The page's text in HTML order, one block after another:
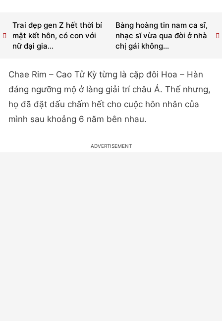
Bàng hoàng tin nam ca sĩ,
nhạc sĩ vừa qua đời ở nhà
chị gái không...
Trai đẹp gen Z hết thời bí
mật kết hôn, có con với
nữ đại gia...
Chae Rim – Cao Tử Kỳ từng là cặp đôi Hoa – Hàn
đáng ngưỡng mộ ở làng giải trí châu Á. Thế nhưng,
họ đã đặt dấu chấm hết cho cuộc hôn nhân của
mình sau khoảng 6 năm bên nhau.